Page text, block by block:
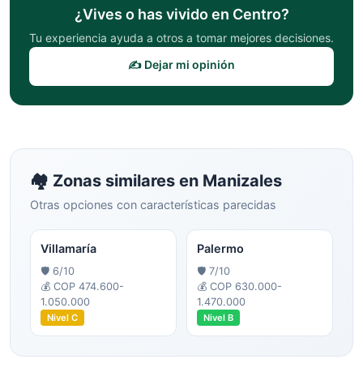
¿Vives o has vivido en Centro?
Tu experiencia ayuda a otros a tomar mejores decisiones.
✍️ Dejar mi opinión
🏘️ Zonas similares en Manizales
Otras opciones con características parecidas
Villamaría
🛡️ 6/10
💰 COP 474.600-
1.050.000
Nivel C
Palermo
🛡️ 7/10
💰 COP 630.000-
1.470.000
Nivel B